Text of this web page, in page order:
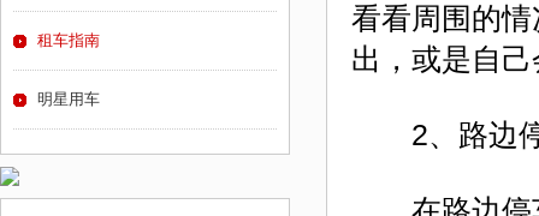
看看周围的
出，或是自
2、路边
租车指南
明星用车